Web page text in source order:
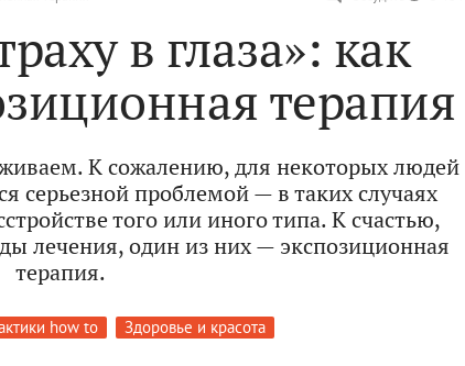
в глаза»: как
терапия
К сожалению, для некоторых людей
серьезной проблемой — в таких случаях
того или иного типа. К счастью,
лечения, один из них — экспозиционная
терапия.
how to Здоровье и красота